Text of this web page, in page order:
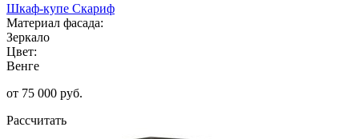
Шкаф-купе Скариф
Материал фасада:
Зеркало
Цвет:
Венге
от 75 000 руб.
Рассчитать